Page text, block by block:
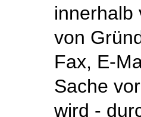
innerhalb
von
Fax, E-
Sache
wird -